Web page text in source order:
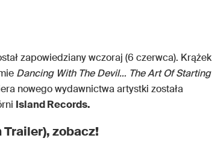
zapowiedziany wczoraj (6 czerwca). Krążek
Dancing With The Devil… The Art Of Starting
nowego wydawnictwa artystki została
Island Records.
zobacz!